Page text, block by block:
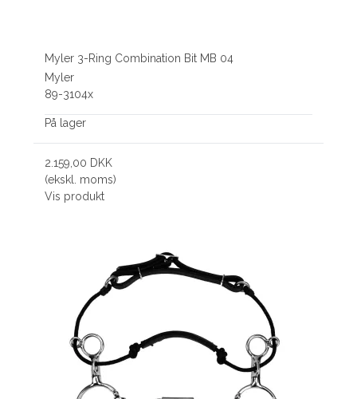
Myler 3-Ring Combination Bit MB 04
Myler
89-3104x
På lager
2.159,00 DKK
(ekskl. moms)
Vis produkt